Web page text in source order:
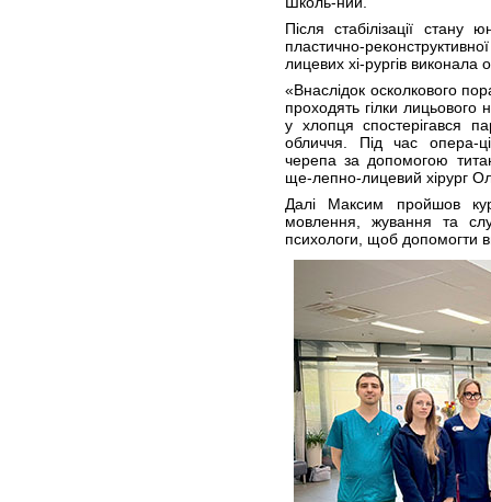
Після стабілізації
пластично-
лицевих хі-рургів виконала
«Внаслідок осколкового
проходять гілки лицьового
у хлопця спостерігався
обличчя. Під час опера-
черепа за допомогою
ще-лепно-лицевий хірург
Далі Максим пройшов
мовлення, жування та
психологи, щоб допомогти